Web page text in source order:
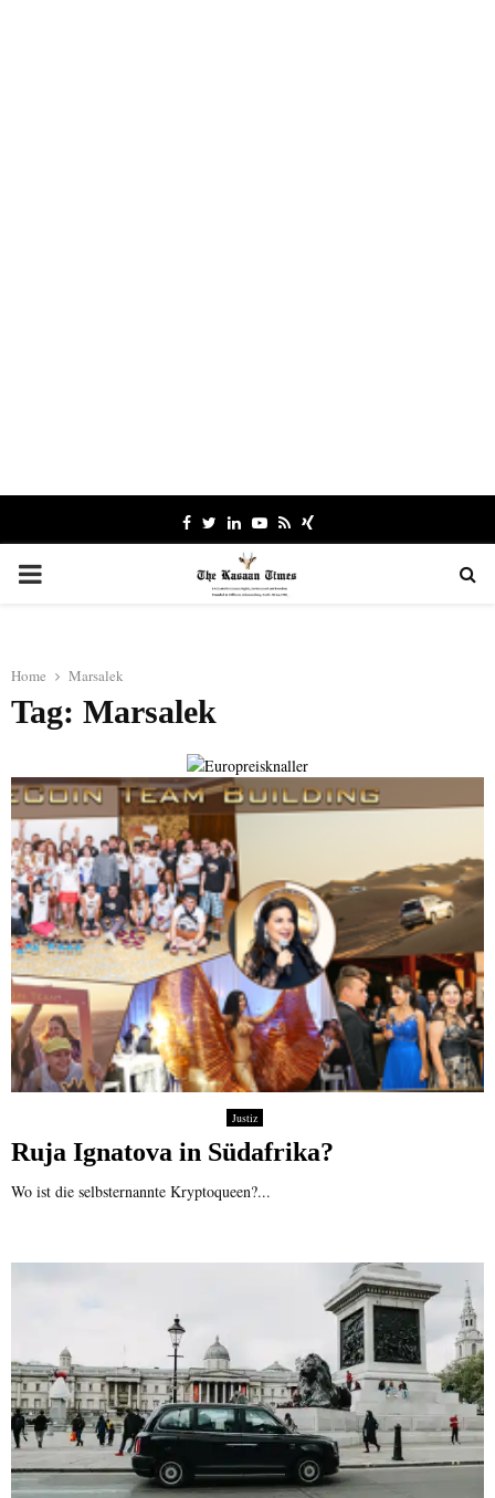
Facebook
TwitterLinkedinYoutube
RssXing
PRIMARY
Home Marsalek
Tag: Marsalek
Justiz
Ruja Ignatova in Südafrika?
Wo ist die selbsternannte Kryptoqueen?...